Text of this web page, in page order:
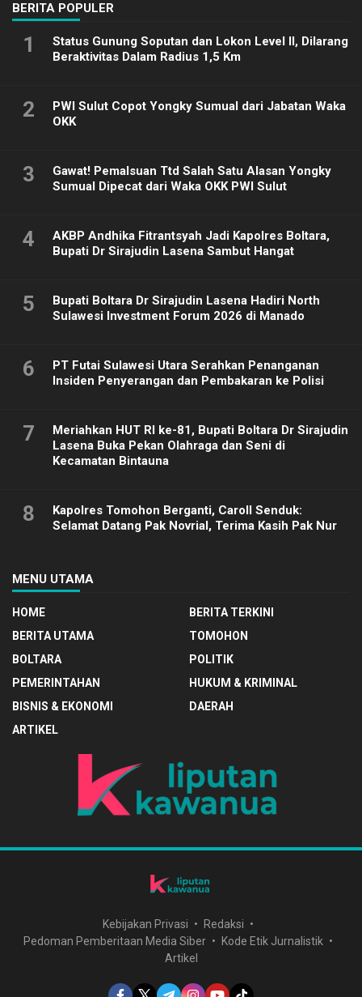
BERITA POPULER
1
Status Gunung Soputan dan Lokon Level II, Dilarang
Beraktivitas Dalam Radius 1,5 Km
2
PWI Sulut Copot Yongky Sumual dari Jabatan Waka
OKK
3
Gawat! Pemalsuan Ttd Salah Satu Alasan Yongky
Sumual Dipecat dari Waka OKK PWI Sulut
4
AKBP Andhika Fitrantsyah Jadi Kapolres Boltara,
Bupati Dr Sirajudin Lasena Sambut Hangat
5
Bupati Boltara Dr Sirajudin Lasena Hadiri North
Sulawesi Investment Forum 2026 di Manado
6
PT Futai Sulawesi Utara Serahkan Penanganan
Insiden Penyerangan dan Pembakaran ke Polisi
7
Meriahkan HUT RI ke-81, Bupati Boltara Dr Sirajudin
Lasena Buka Pekan Olahraga dan Seni di
Kecamatan Bintauna
8
Kapolres Tomohon Berganti, Caroll Senduk:
Selamat Datang Pak Novrial, Terima Kasih Pak Nur
MENU UTAMA
HOME
BERITA TERKINI
BERITA UTAMA
TOMOHON
BOLTARA
POLITIK
PEMERINTAHAN
HUKUM & KRIMINAL
BISNIS & EKONOMI
DAERAH
ARTIKEL
Kebijakan Privasi
Redaksi
Pedoman Pemberitaan Media Siber
Kode Etik Jurnalistik
Artikel